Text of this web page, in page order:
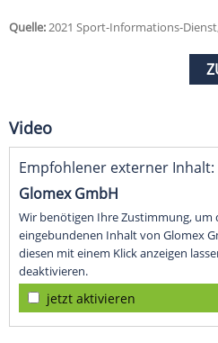
Quelle:2021 Sport-Informations-
Video
Empfohlener externer Inhalt:
Glomex GmbH
Wir benötigen Ihre Zustimmung, um
eingebundenen Inhalt von Glomex
diesen mit einem Klick anzeigen
deaktivieren.
jetzt aktivieren